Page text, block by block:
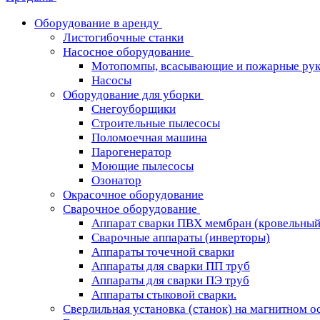
Оборудование в аренду
Листогибочные станки
Насосное оборудование
Мотопомпы, всасывающие и пожарные
Насосы
Оборудование для уборки
Снегоуборщики
Строительные пылесосы
Поломоечная машина
Парогенератор
Моющие пылесосы
Озонатор
Окрасочное оборудование
Сварочное оборудование
Аппарат сварки ПВХ мембран
Сварочные аппараты (инверторы)
Аппараты точечной сварки
Аппараты для сварки ПП труб
Аппараты для сварки ПЭ труб
Аппараты стыковой сварки.
Сверлильная установка (станок) на магнитном